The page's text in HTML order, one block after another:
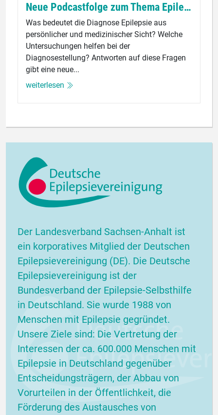
Neue Podcastfolge zum Thema Epilepsie
Was bedeutet die Diagnose Epilepsie aus
persönlicher und medizinischer Sicht? Welche
Untersuchungen helfen bei der
Diagnosestellung? Antworten auf diese Fragen
gibt eine neue...
weiterlesen
Der Landesverband Sachsen-Anhalt ist
ein korporatives Mitglied der Deutschen
Epilepsievereinigung (DE). Die Deutsche
Epilepsievereinigung ist der
Bundesverband der Epilepsie-Selbsthilfe
in Deutschland. Sie wurde 1988 von
Menschen mit Epilepsie gegründet.
Unsere Ziele sind: Die Vertretung der
Interessen der ca. 600.000 Menschen mit
Epilepsie in Deutschland gegenüber
Entscheidungsträgern, der Abbau von
Vorurteilen in der Öffentlichkeit, die
Förderung des Austausches von